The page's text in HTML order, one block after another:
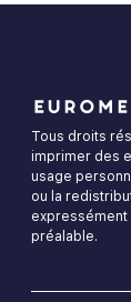
Tous droits
imprimer des
usage
ou la
préalable.